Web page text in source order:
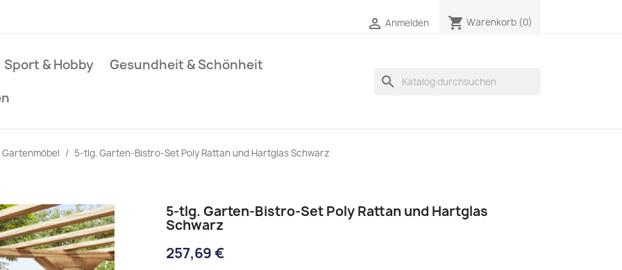
 Anmelden shopping_cart Warenkorb (0)
Sport & Hobby
Gesundheit & Schönheit
search
Gartenmöbel 5-tlg. Garten-Bistro-Set Poly Rattan und Hartglas Schwarz
5-tlg. Garten-Bistro-Set Poly Rattan und Hartglas
Schwarz
257,69 €